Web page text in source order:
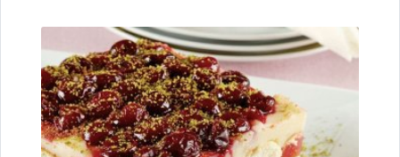
Köz Patlıcan
Salatası
DETOX SALATA
Ispanaklı Borani